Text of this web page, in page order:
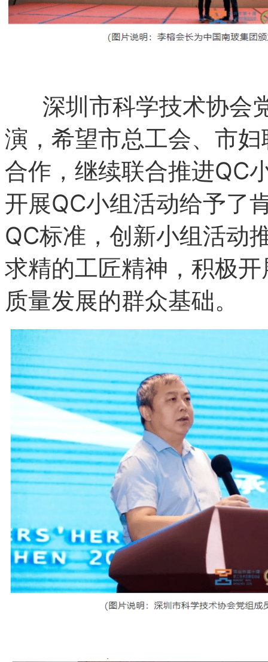
深圳市科学技术协会
演，希望市总工会、市
合作，继续联合推进QC
开展QC小组活动给予了
QC标准，创新小组活动
求精的工匠精神，积极
质量发展的群众基础。